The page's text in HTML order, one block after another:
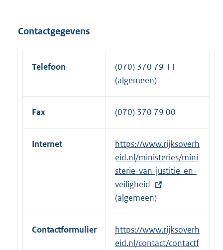
:
e
l
i
:
Contactgegevens
Telefoon
(070) 370 79 11
(algemeen)
Fax (070) 370 79 00
Internet
E
x
t
e
r
n
e
https://www.rijksoverh
eid.nl/ministeries/mini
sterie-van-justitie-en-
veiligheid
(algemeen)
Contactformulier
E
x
https://www.rijksoverh
eid.nl/contact/contactf